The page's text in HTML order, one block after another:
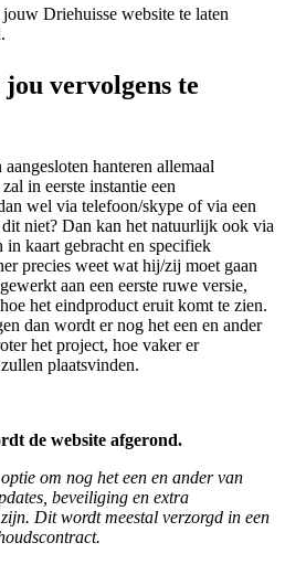
Driehuisse website te laten
vervolgens te
hanteren allemaal
in eerste instantie een
wel via telefoon/skype of via een
niet? Dan kan het natuurlijk ook via
kaart gebracht en specifiek
precies weet wat hij/zij moet gaan
aan een eerste ruwe versie,
het eindproduct eruit komt te zien.
dan wordt er nog het een en ander
het project, hoe vaker er
plaatsvinden.
de website afgerond.
om nog het een en ander van
beveiliging en extra
Dit wordt meestal verzorgd in een